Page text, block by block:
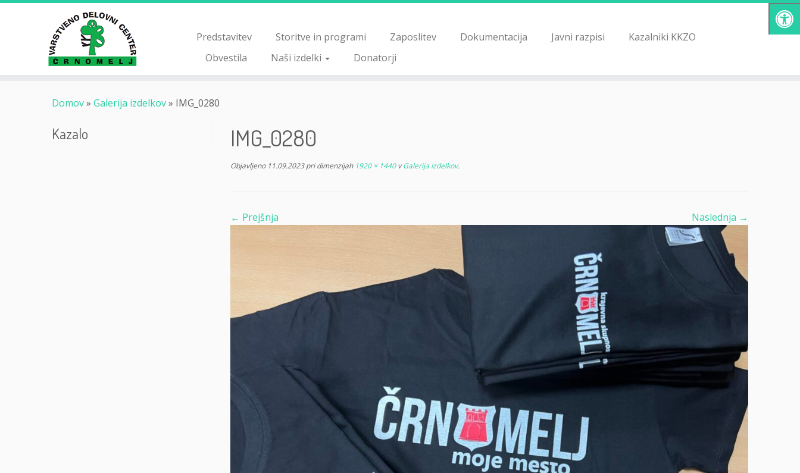
Skoči
Predstavitev Storitve in programi Zaposlitev Dokumentacija Javni razpisi
Kazalniki KKZO
Obvestila
Naši izdelki Donatorji
Domov» Galerija izdelkov» IMG_0280
Kazalo IMG_0280
Objavljeno 11.09.2023pri dimenzijah1920 × 1440vGalerija izdelkov.
← Prejšnja Naslednja →